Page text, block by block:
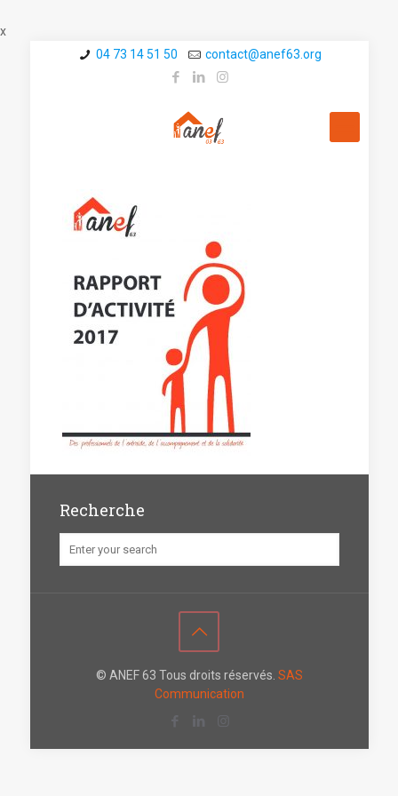
x
04 73 14 51 50
contact@a­nef63.org
Recherche
© ANEF 63 Tous droits réservés. SAS
Communication